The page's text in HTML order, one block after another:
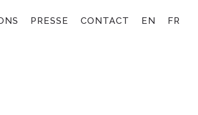
PRESSE CONTACT EN FR